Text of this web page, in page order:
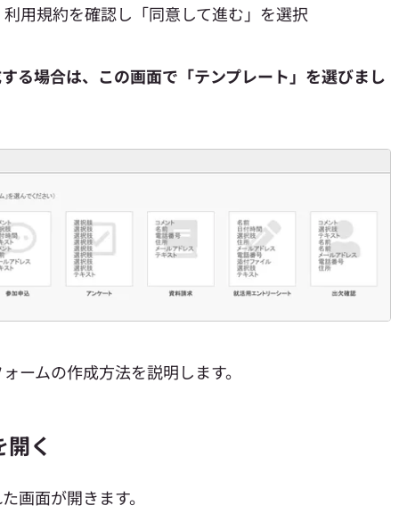
用規約を確認し「同意して進む」を選択
る場合は、この画面で「テンプレート」を選びまし
ームの作成方法を説明します。
く
画面が開きます。